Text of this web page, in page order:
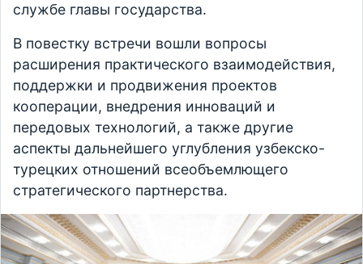
службе главы государства.
В повестку встречи вошли вопросы
расширения практического взаимодействия,
поддержки и продвижения проектов
кооперации, внедрения инноваций и
передовых технологий, а также другие
аспекты дальнейшего углубления узбекско-
турецких отношений всеобъемлющего
стратегического партнерства.